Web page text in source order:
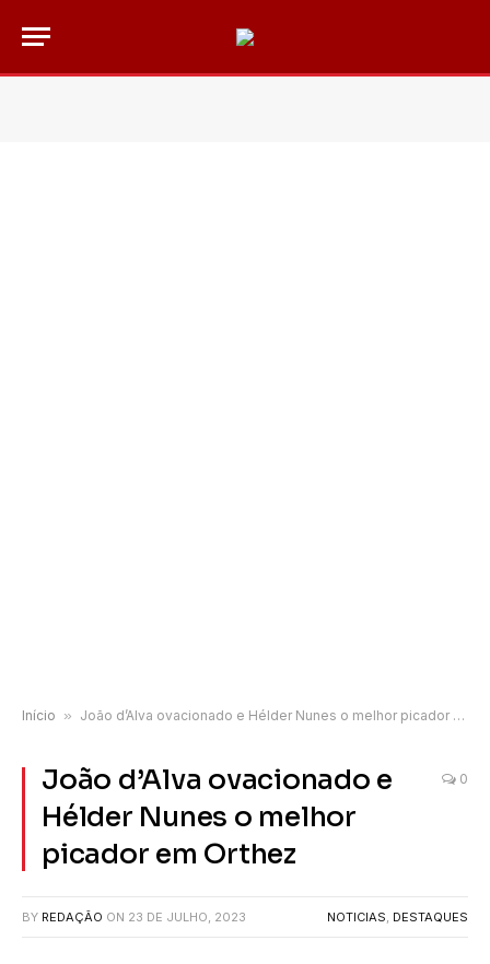
Início » João d’Alva ovacionado e Hélder Nunes o melhor picador em Orthez
João d’Alva ovacionado e
Hélder Nunes o melhor
picador em Orthez
0
BY REDAÇÃO ON 23 DE JULHO, 2023 NOTICIAS, DESTAQUES